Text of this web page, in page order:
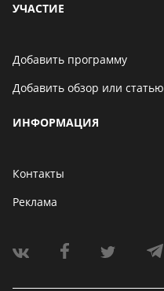
УЧАСТИЕ
Добавить программу
Добавить обзор или статью
ИНФОРМАЦИЯ
Контакты
Реклама